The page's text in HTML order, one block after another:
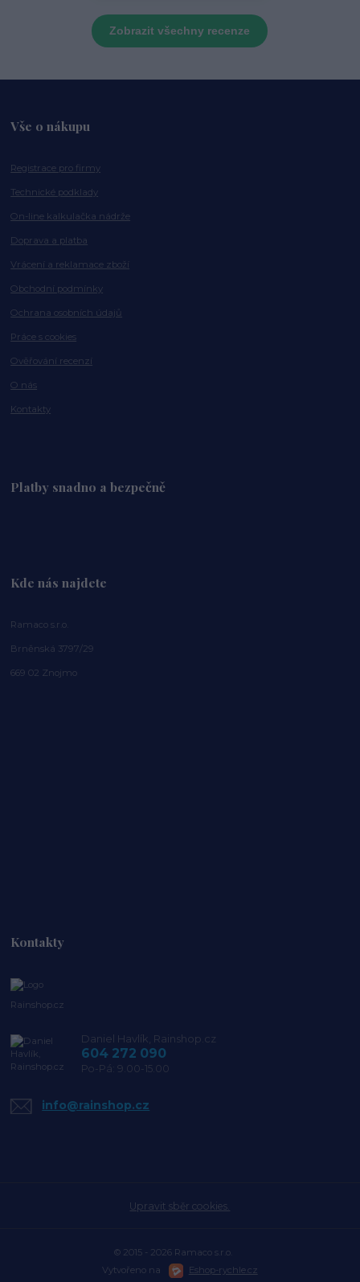
Zobrazit všechny recenze
Vše o nákupu
Registrace pro firmy
Technické podklady
On-line kalkulačka nádrže
Doprava a platba
Vrácení a reklamace zboží
Obchodní podmínky
Ochrana osobních údajů
Práce s cookies
Ověřování recenzí
O nás
Kontakty
Platby snadno a bezpečně
Kde nás najdete
Ramaco s.r.o.
Brněnská 3797/29
669 02 Znojmo
Kontakty
Rainshop.cz
Daniel Havlík, Rainshop.cz
604 272 090
Po-Pá: 9.00-15.00
info@rainshop.cz
Upravit sběr cookies.
© 2015 - 2026 Ramaco s.r.o.
Vytvořeno na
Eshop-rychle.cz